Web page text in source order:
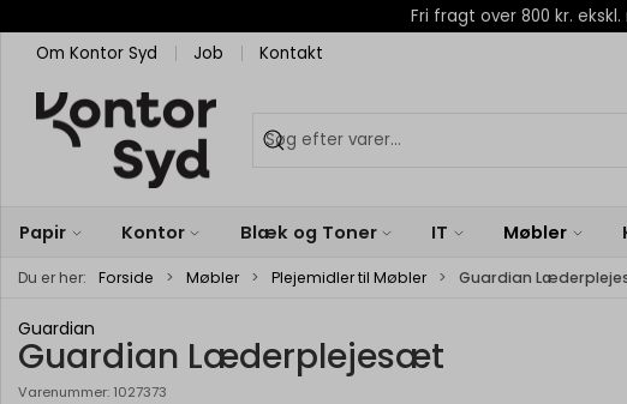
Fri fragt over 800 kr.
Om Kontor Syd
Job Kontakt
Papir Kontor Blæk og Toner IT Møbler
Du er her: Forside Møbler Plejemidler til Møbler Guardian
Guardian
Guardian Læderplejesæt
Varenummer: 1027373